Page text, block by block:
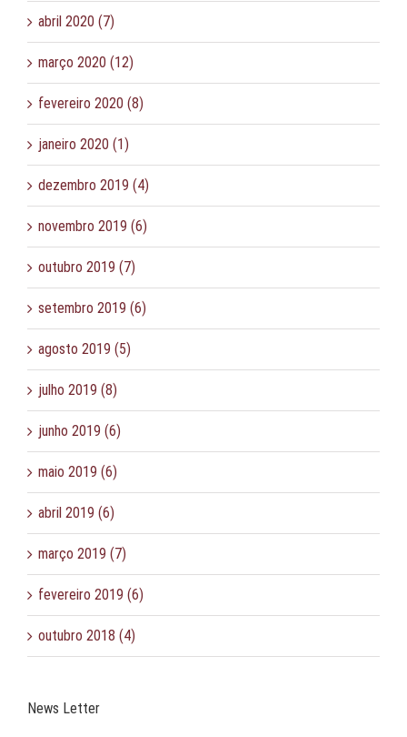
abril 2020 (7)
março 2020 (12)
fevereiro 2020 (8)
janeiro 2020 (1)
dezembro 2019 (4)
novembro 2019 (6)
outubro 2019 (7)
setembro 2019 (6)
agosto 2019 (5)
julho 2019 (8)
junho 2019 (6)
maio 2019 (6)
abril 2019 (6)
março 2019 (7)
fevereiro 2019 (6)
outubro 2018 (4)
News Letter